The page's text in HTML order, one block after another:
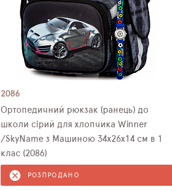
2086
Ортопедичний рюкзак (ранець) до
школи сірий для хлопчика Winner
/SkyName з Машиною 34х26х14 см в 1
клас (2086)
РОЗПРОДАНО